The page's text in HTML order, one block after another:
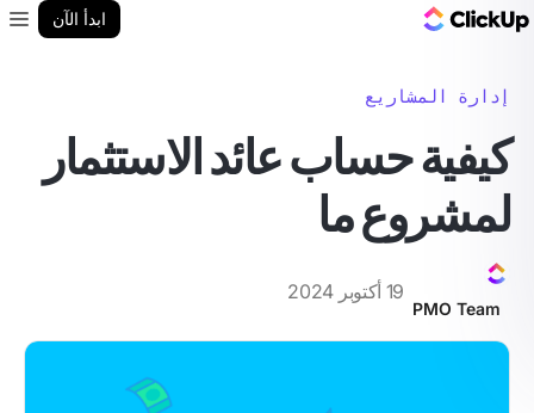
ابدأ الآن
إدارة المشاريع
كيفية حساب عائد الاستثمار
لمشروع ما
PMO Team
19 أكتوبر 2024